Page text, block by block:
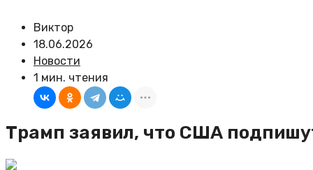
Виктор
18.06.2026
Новости
1 мин. чтения
Трамп заявил, что США